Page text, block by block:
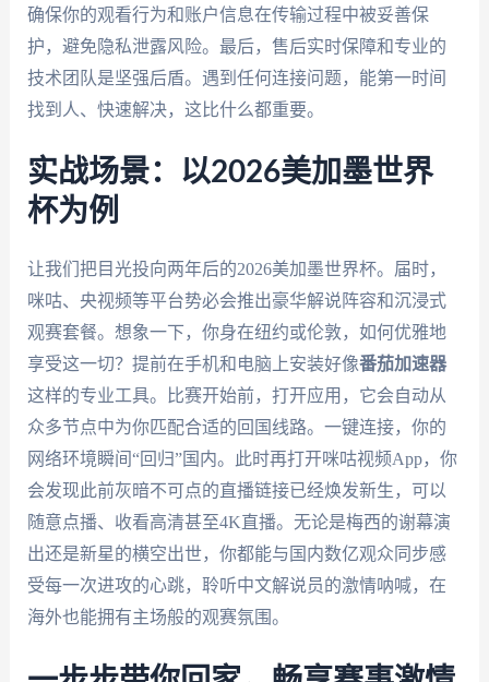
确保你的观看行为和账户信息在传输过程中被妥善保
护，避免隐私泄露风险。最后，售后实时保障和专业的
技术团队是坚强后盾。遇到任何连接问题，能第一时间
找到人、快速解决，这比什么都重要。
实战场景：以2026美加墨世界
杯为例
让我们把目光投向两年后的2026美加墨世界杯。届时，
咪咕、央视频等平台势必会推出豪华解说阵容和沉浸式
观赛套餐。想象一下，你身在纽约或伦敦，如何优雅地
享受这一切？提前在手机和电脑上安装好像番茄加速器
这样的专业工具。比赛开始前，打开应用，它会自动从
众多节点中为你匹配合适的回国线路。一键连接，你的
网络环境瞬间“回归”国内。此时再打开咪咕视频App，你
会发现此前灰暗不可点的直播链接已经焕发新生，可以
随意点播、收看高清甚至4K直播。无论是梅西的谢幕演
出还是新星的横空出世，你都能与国内数亿观众同步感
受每一次进攻的心跳，聆听中文解说员的激情呐喊，在
海外也能拥有主场般的观赛氛围。